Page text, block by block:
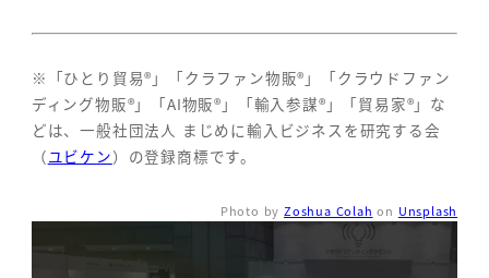
※「ひとり貿易®」「クラファン物販®」「クラウドファン
ディング物販®」「AI物販®」「輸入参謀®」「貿易家®」な
どは、一般社団法人 まじめに輸入ビジネスを研究する会
（ユビケン）の登録商標です。
Photo by Zoshua Colah on Unsplash